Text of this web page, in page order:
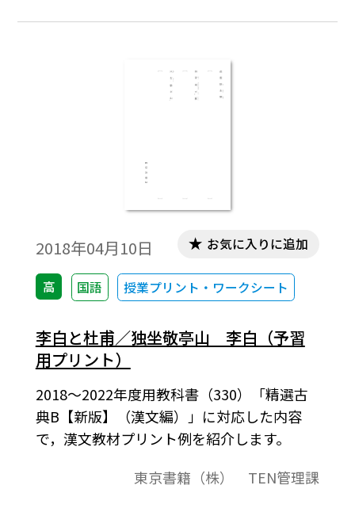
2018年04月10日
高 国語 授業プリント・ワークシート
お気に入りに追加
李白と杜甫／独坐敬亭山 李白（予習
用プリント）
2018～2022年度用教科書（330）「精選古
典B【新版】（漢文編）」に対応した内容
で，漢文教材プリント例を紹介します。
東京書籍（株） TEN管理課